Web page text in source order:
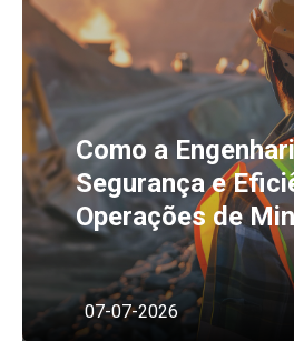
Como a
Segurança e
Operações de
07-07-2026